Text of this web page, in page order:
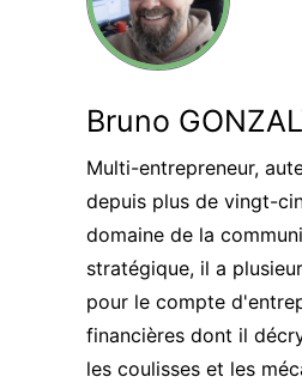
Bruno
Multi-entrepreneur,
depuis plus de vingt-
domaine de la
stratégique, il a
pour le compte
financières dont il
les coulisses et les